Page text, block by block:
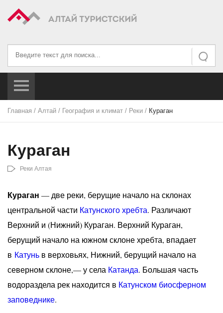
Искать
Искать...
Главная / Алтай / География и климат / Реки / Кураган
Кураган
Реки Алтая
Кураган — две реки, берущие начало на склонах
центральной части Катунского хребта. Различают
Верхний и (Нижний) Кураган. Верхний Кураган,
берущий начало на южном склоне хребта, впадает
в Катунь в верховьях, Нижний, берущий начало на
северном склоне,— у села Катанда. Большая часть
водораздела рек находится в Катунском биосферном
заповеднике.